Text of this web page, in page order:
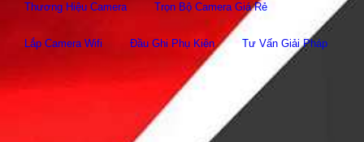
Thương Hiệu Camera Trọn Bộ Camera Giá Rẻ
Lắp Camera Wifi Đầu Ghi Phụ Kiên Tư Vấn Giải Pháp